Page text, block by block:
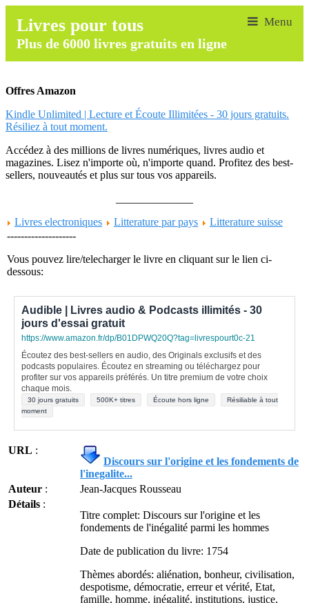
Livres pour tous
Plus de 6000 livres gratuits en ligne
Offres Amazon
Kindle Unlimited | Lecture et Écoute Illimitées - 30 jours gratuits.
Résiliez à tout moment.
Accédez à des millions de livres numériques, livres audio et
magazines. Lisez n'importe où, n'importe quand. Profitez des best-
sellers, nouveautés et plus sur tous vos appareils.
Livres electroniques
Litterature par pays
Litterature suisse
--------------------
Vous pouvez lire/telecharger le livre en cliquant sur le lien ci-
dessous:
Audible | Livres audio & Podcasts illimités - 30
jours d'essai gratuit
https://www.amazon.fr/dp/B01DPWQ20Q?tag=livrespourt0c-21
Écoutez des best-sellers en audio, des Originals exclusifs et des
podcasts populaires. Écoutez en streaming ou téléchargez pour
profiter sur vos appareils préférés. Un titre premium de votre choix
chaque mois.
30 jours gratuits 500K+ titres Écoute hors ligne
Résiliable à tout
moment
URL :
Discours sur l'origine et les fondements de
l'inegalite...
Auteur :
Jean-Jacques Rousseau
Détails :
Titre complet: Discours sur l'origine et les
fondements de l'inégalité parmi les hommes
Date de publication du livre: 1754
Thèmes abordés: aliénation, bonheur, civilisation,
despotisme, démocratie, erreur et vérité, Etat,
famille, homme, inégalité, institutions, justice,